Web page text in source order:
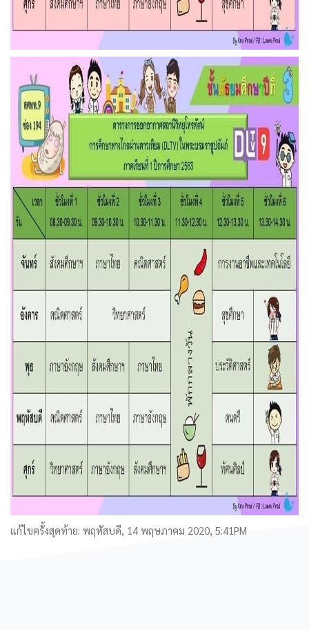
แก้ไขครั้งสุดท้าย: พฤหัสบดี, 14 พฤษภาคม 2020, 5:41PM